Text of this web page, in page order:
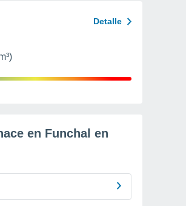
Detalle
en Funchal en